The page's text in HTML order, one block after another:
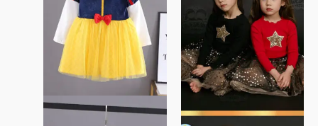
多
種
款
式。
可
在
產
多
種
款
式。
可
在
產